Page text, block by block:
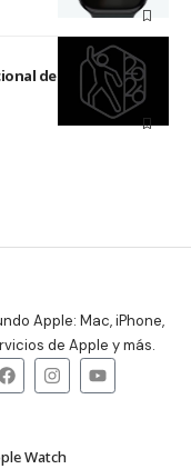
de la Danza 2026
Apple: Mac, iPhone,
de Apple y más.
Watch